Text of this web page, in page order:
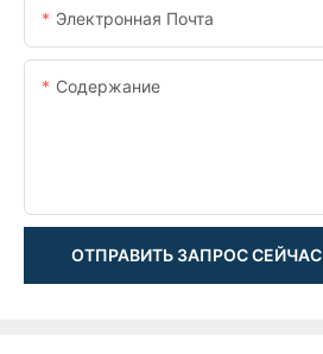
Электронная Почта
Содержание
ОТПРАВИТЬ ЗАПРОС СЕЙЧАС